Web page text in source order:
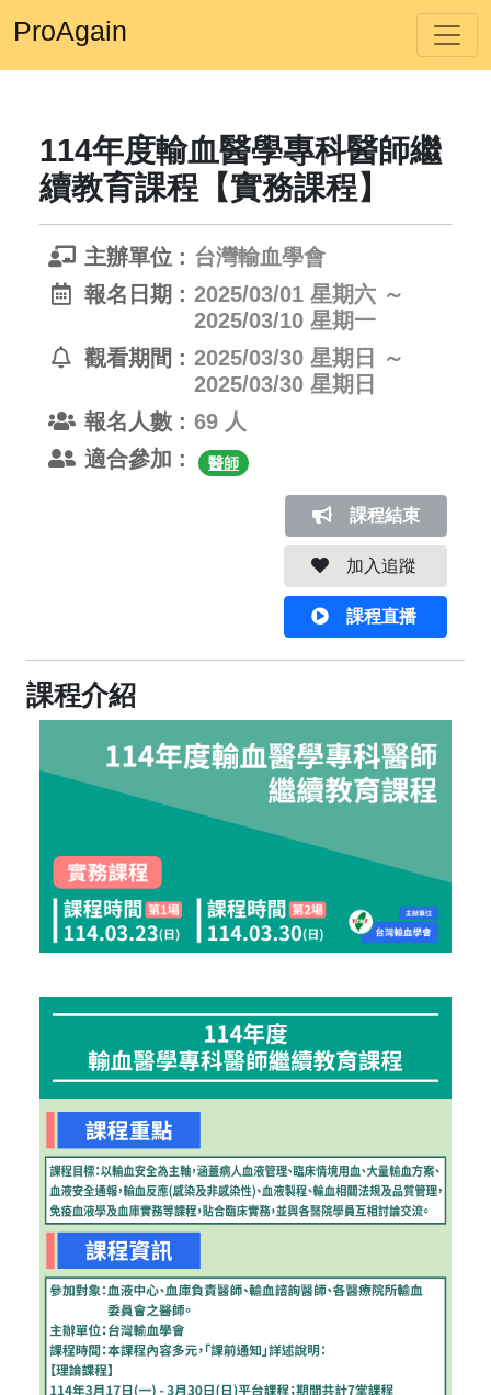
ProAgain
114年度輸血醫學專科醫師繼
續教育課程【實務課程】
主辦單位 : 台灣輸血學會
報名日期 : 2025/03/01 星期六 ～
2025/03/10 星期一
觀看期間 : 2025/03/30 星期日 ～
2025/03/30 星期日
報名人數 : 69 人
適合參加 :
醫師
課程結束
加入追蹤
課程直播
課程介紹